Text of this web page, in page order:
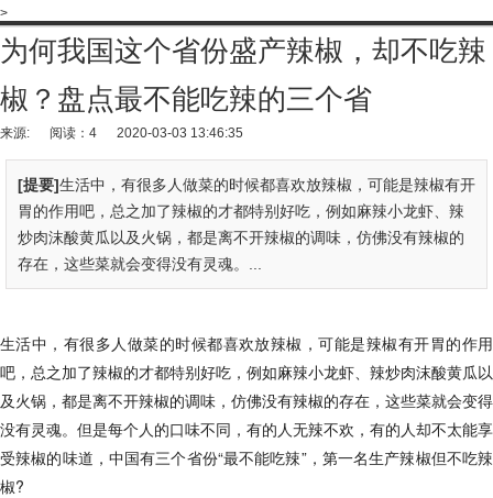
>
为何我国这个省份盛产辣椒，却不吃辣
椒？盘点最不能吃辣的三个省
来源: 阅读：4 2020-03-03 13:46:35
[提要]生活中，有很多人做菜的时候都喜欢放辣椒，可能是辣椒有开
胃的作用吧，总之加了辣椒的才都特别好吃，例如麻辣小龙虾、辣
炒肉沫酸黄瓜以及火锅，都是离不开辣椒的调味，仿佛没有辣椒的
存在，这些菜就会变得没有灵魂。...
生活中，有很多人做菜的时候都喜欢放辣椒，可能是辣椒有开胃的作用
吧，总之加了辣椒的才都特别好吃，例如麻辣小龙虾、辣炒肉沫酸黄瓜以
及火锅，都是离不开辣椒的调味，仿佛没有辣椒的存在，这些菜就会变得
没有灵魂。但是每个人的口味不同，有的人无辣不欢，有的人却不太能享
受辣椒的味道，中国有三个省份“最不能吃辣”，第一名生产辣椒但不吃辣
椒?